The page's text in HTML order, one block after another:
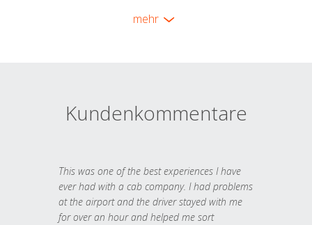
mehr
Kundenkommentare
This was one of the best experiences I have
ever had with a cab company. I had problems
at the airport and the driver stayed with me
for over an hour and helped me sort